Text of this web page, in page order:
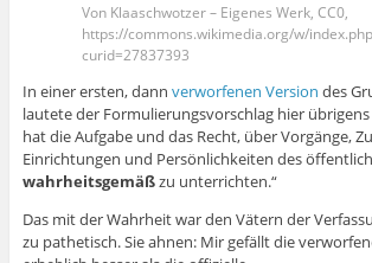
Von Klaaschwotzer – Eigenes Werk, CC0,
https://commons.wikimedia.org/w/
curid=27837393
In einer ersten, dann verworfenen Version des
lautete der Formulierungsvorschlag hier übrigens
hat die Aufgabe und das Recht, über Vorgänge,
Einrichtungen und Persönlichkeiten des
wahrheitsgemäßzu unterrichten.“
Das mit der Wahrheit war den Vätern der
zu pathetisch. Sie ahnen: Mir gefällt die